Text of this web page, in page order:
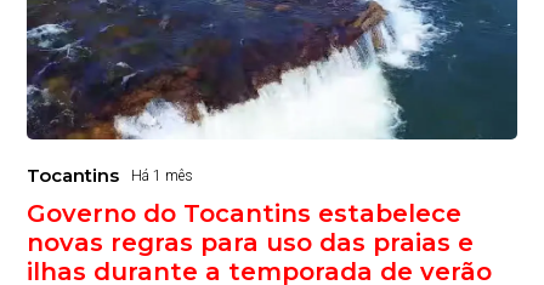
Tocantins Há 1 mês
Governo do Tocantins estabelece
novas regras para uso das praias e
ilhas durante a temporada de verão